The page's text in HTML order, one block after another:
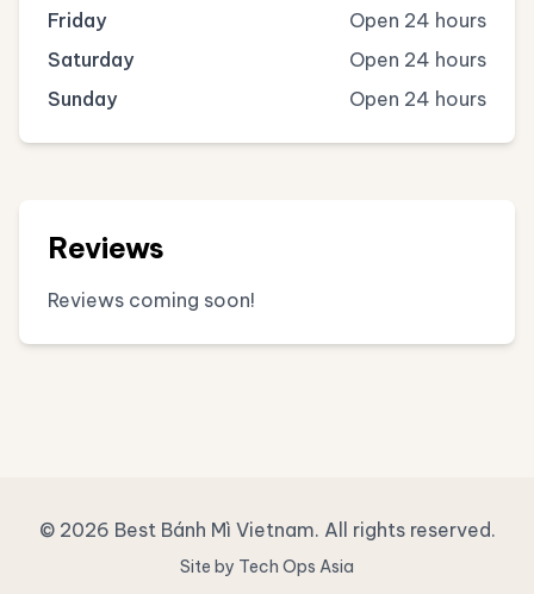
Friday
Open 24 hours
Saturday
Open 24 hours
Sunday
Open 24 hours
Reviews
Reviews coming soon!
© 2026 Best Bánh Mì Vietnam. All rights reserved.
Site by Tech Ops Asia